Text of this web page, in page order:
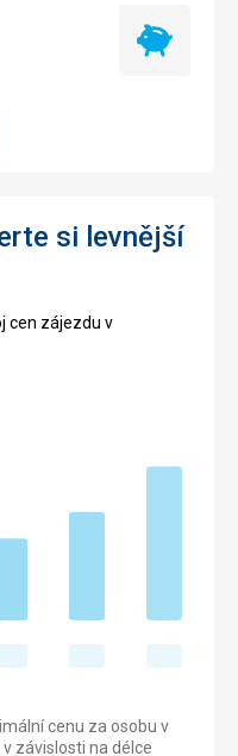
Nejlevnější
si levnější
cen zájezdu v
cenu za osobu v
závislosti na délce